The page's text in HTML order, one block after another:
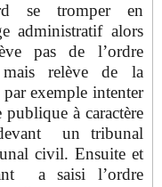
se tromper en
administratif alors
pas de l’ordre
relève de la
exemple intenter
à caractère
un tribunal
civil. Ensuite et
a saisi l’ordre